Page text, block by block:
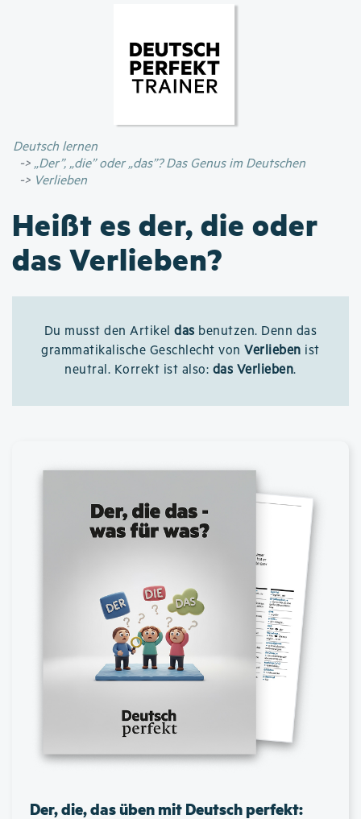
Inhalt
Deutsch lernen
„Der”, „die” oder „das”? Das Genus im Deutschen
Verlieben
Heißt es der, die oder
das Verlieben?
Du musst den Artikeldas benutzen. Denn das
grammatikalische Geschlecht vonVerlieben ist
neutral. Korrekt ist also: das Verlieben.
Der, die, das üben mit Deutsch perfekt: